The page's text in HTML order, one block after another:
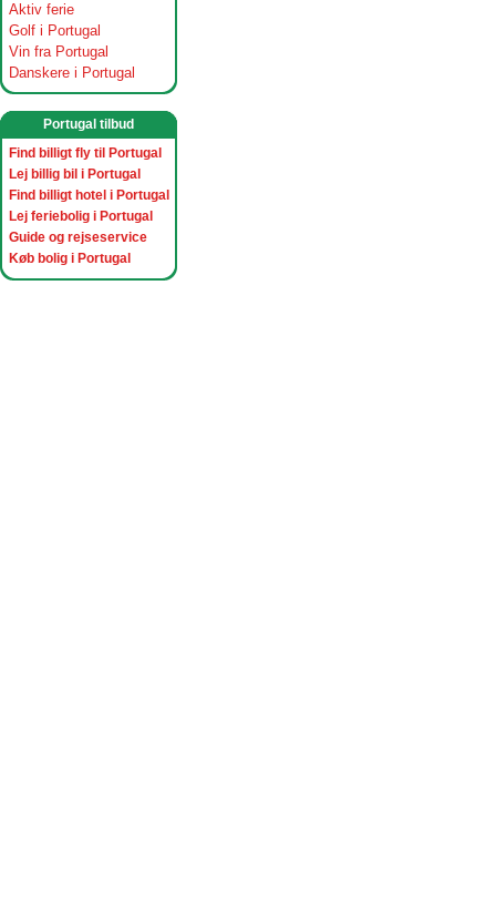
Aktiv ferie
Golf i Portugal
Vin fra Portugal
Danskere i Portugal
Portugal tilbud
Find billigt fly til Portugal
Lej billig bil i Portugal
Find billigt hotel i Portugal
Lej feriebolig i Portugal
Guide og rejseservice
Køb bolig i Portugal